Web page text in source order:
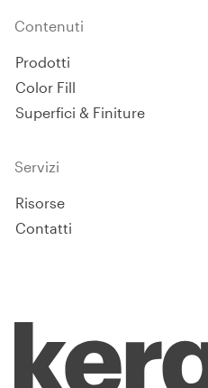
Contenuti
Prodotti
Color Fill
Superfici & Finiture
Servizi
Risorse
Contatti